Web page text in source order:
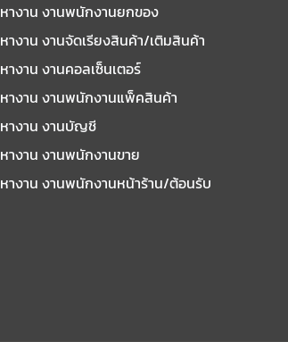
หางาน งานพนักงานยกของ
หางาน งานจัดเรียงสินค้า/เติมสินค้า
หางาน งานคอลเซ็นเตอร์
หางาน งานพนักงานแพ็คสินค้า
หางาน งานบัญชี
หางาน งานพนักงานขาย
หางาน งานพนักงานหน้าร้าน/ต้อนรับ